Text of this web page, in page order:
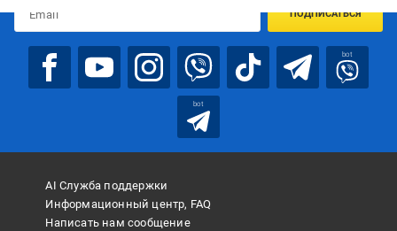
ПОДПИСАТЬСЯ
bot
bot
AI Служба поддержки
Информационный центр, FAQ
Написать нам сообщение